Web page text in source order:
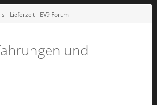
- Lieferzeit - EV9 Forum
und